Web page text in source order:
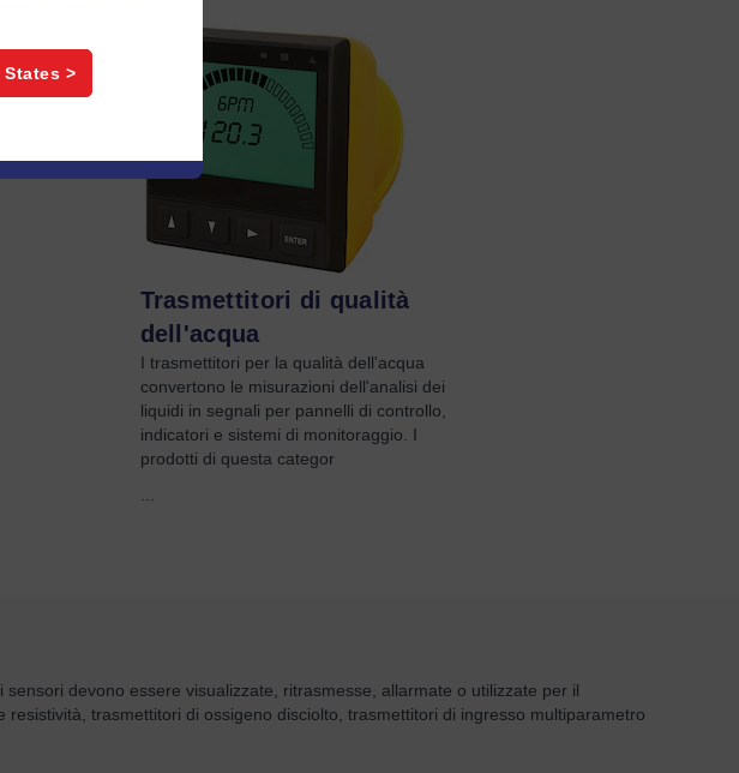
Trasmettitori di qualità
dell'acqua
I trasmettitori per la qualità dell'acqua
convertono le misurazioni dell'analisi dei
liquidi in segnali per pannelli di controllo,
indicatori e sistemi di monitoraggio. I
prodotti di questa categor
devono essere visualizzate, ritrasmesse, allarmate o utilizzate per il
trasmettitori di ossigeno disciolto, trasmettitori di ingresso multiparametro
>